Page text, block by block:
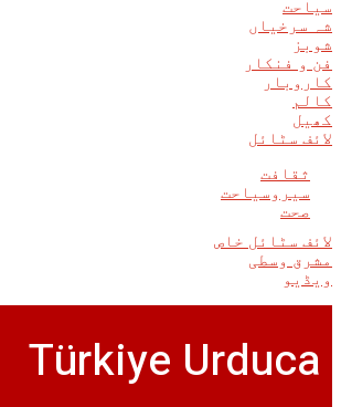
سیاحت
شہ سرخیاں
شوبز
فن و فنکار
کاروبار
کالم
کھیل
لائف سٹائل
ثقافت
سیروسیاحت
صحت
لائف سٹائل خاص
مشرق وسطی
ویڈیو
Türkiye Urduca